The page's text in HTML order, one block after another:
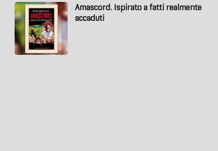
Amascord. Ispirato a fatti realmente
accaduti